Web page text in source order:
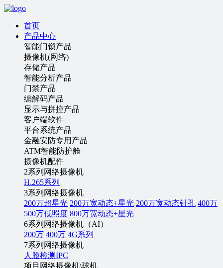
首页
产品中心
智能门锁产品
摄像机(网络)
存储产品
智能分析产品
门禁产品
编解码产品
显示与拼控产品
客户端软件
平台系统产品
金融安防专用产品
ATM智能防护舱
摄像机配件
2系列网络摄像机
H.265系列
3系列网络摄像机
200万超星光 200万宽动态+星光 200万宽动态针孔 400万
500万低照度 800万宽动态+星光
6系列网络摄像机（AI）
200万 400万 4G系列
7系列网络摄像机
人脸检测IPC
项目网络摄像机\球机